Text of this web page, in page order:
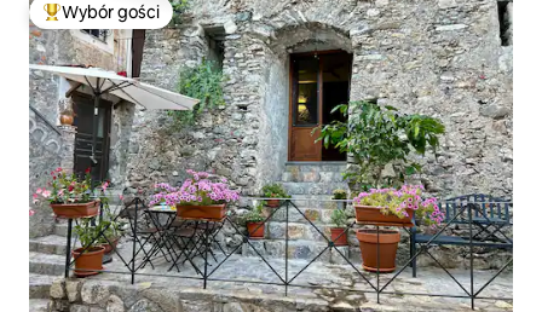
Najpopularniejsze z kategorii Wybór gości
Wybór gości